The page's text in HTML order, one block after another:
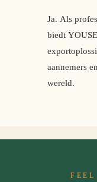
Ja. Als
biedt
aannemers
wereld.
FEEL